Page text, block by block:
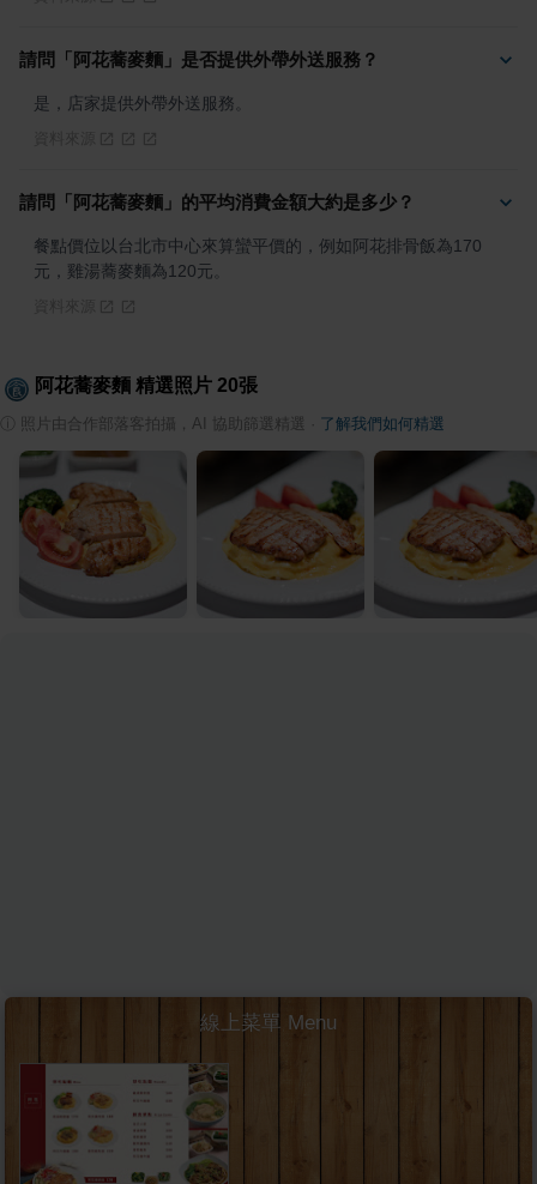
請問「阿花蕎麥麵」是否提供外帶外送服務？
是，店家提供外帶外送服務。
請問「阿花蕎麥麵」的平均消費金額大約是多少？
餐點價位以台北市中心來算蠻平價的，例如阿花排骨飯為170
元，雞湯蕎麥麵為120元。
阿花蕎麥麵 精選照片 20張
照片由合作部落客拍攝，AI 協助篩選精選 了解我們如何精選
線上菜單 Menu